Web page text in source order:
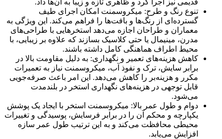
قدیمی نیز اجرا کرد و ظاهری تازه و زیبا به آن‌ها داد.
تنوع رنگ و طرح: میکروسمنت امکان اجرای طیف
گسترده‌ای از رنگ‌ها و بافت‌ها را فراهم می‌کند. این ویژگی به
معماران و طراحان اجازه می‌دهد استخرهایی با طراحی‌های
مدرن، مینیمال یا حتی کلاسیک بسازند که علاوه بر زیبایی، با
محیط اطراف هماهنگی کامل داشته باشند.
کاهش هزینه‌های تعمیر و نگهداری: به دلیل مقاومت بالا در
برابر سایش، ترک و نفوذ آب، میکروسمنت نیاز به تعمیرات
مکرر و هزینه‌بر را کاهش می‌دهد. این امر باعث صرفه‌جویی
قابل توجهی در هزینه‌های نگهداری استخر در بلندمدت
می‌شود.
دوام و طول عمر بالا: میکروسمنت استخر با ایجاد یک پوشش
یکپارچه و محکم آن را در برابر فرسایش، پوسیدگی و تغییرات
محیطی محافظت می‌کند و به این ترتیب طول عمر سازه
افزایش می‌یابد.